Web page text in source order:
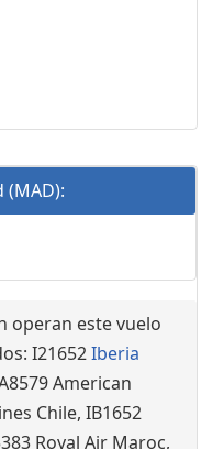
(MAD):
operan este vuelo
I21652Iberia
American
Chile, IB1652
Royal Air Maroc,